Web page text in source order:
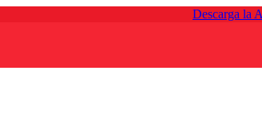
Descarga la